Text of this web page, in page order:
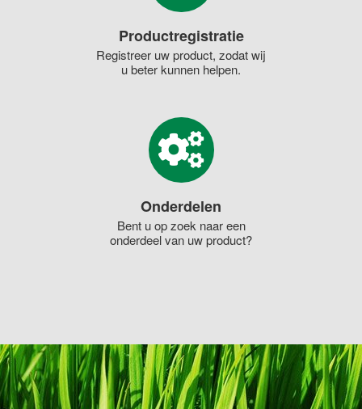
Productregistratie
Registreer uw product, zodat wij
u beter kunnen helpen.
Onderdelen
Bent u op zoek naar een
onderdeel van uw product?